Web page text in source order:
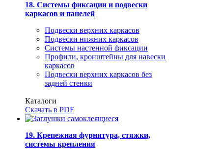
18. Системы фиксации и подвески
каркасов и панелей
Подвески верхних каркасов
Подвески нижних каркасов
Системы настенной фиксации
Профили, кронштейны для навески
каркасов
Подвески верхних каркасов без
задней стенки
Каталоги
Скачать в PDF
19. Крепежная фурнитура, стяжки,
системы крепления